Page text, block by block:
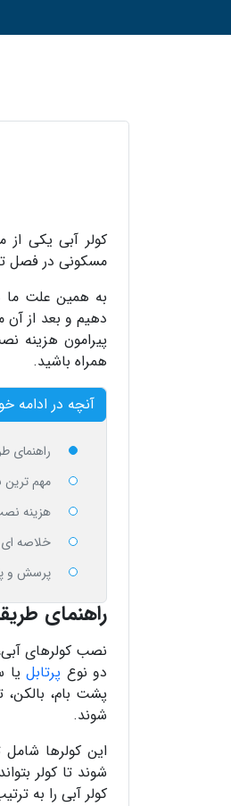
کولر آبی یکی
مسکونی در فصل
به همین علت ما
دهیم و بعد از آن
پیرامون هزینه
همراه باشید.
آنچه در ادامه
راهنمای
مهم ترین
هزینه
خلاصه
پرسش و
راهنمای
نصب کولرهای
دو نوع پرتابلیا
پشت بام،
شوند.
این کولرها
شوند تا کولر
کولر آبی را به